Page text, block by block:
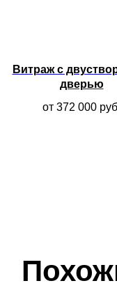
Витраж с
дверью
от 372 000